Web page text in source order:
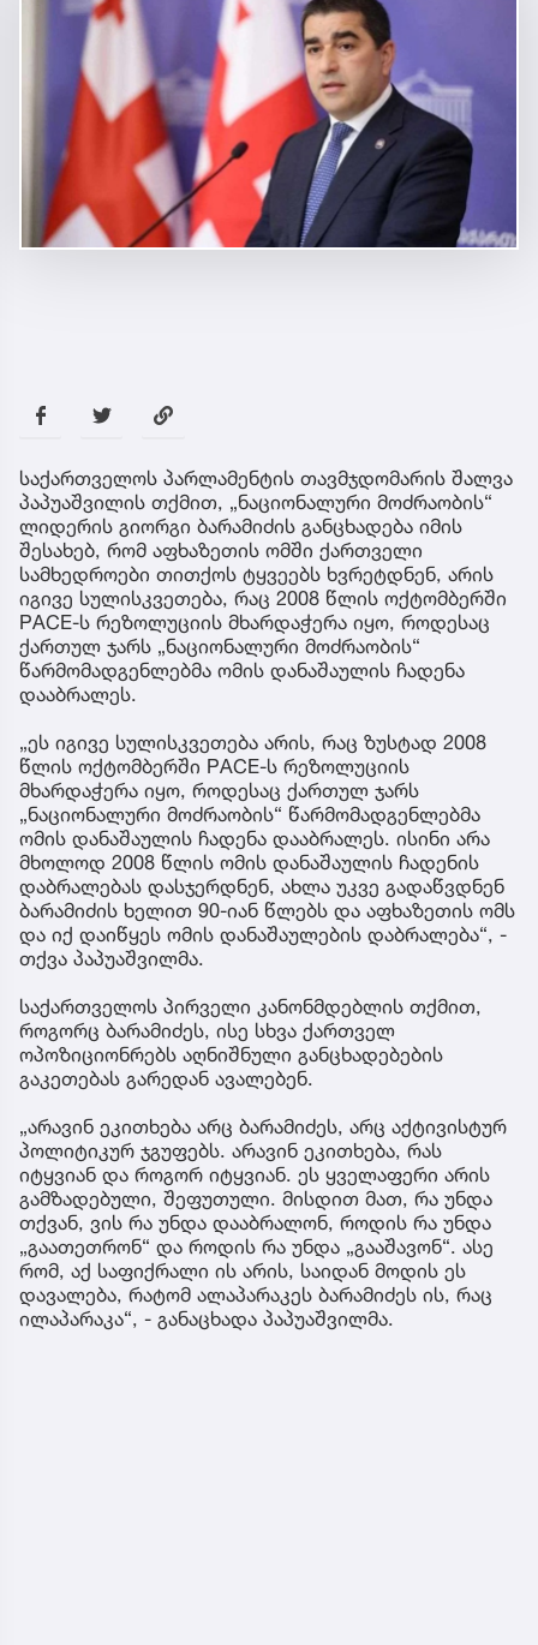
საქართველოს პარლამენტის თავმჯდომარის შალვა
პაპუაშვილის თქმით, „ნაციონალური მოძრაობის“
ლიდერის გიორგი ბარამიძის განცხადება იმის
შესახებ, რომ აფხაზეთის ომში ქართველი
სამხედროები თითქოს ტყვეებს ხვრეტდნენ, არის
იგივე სულისკვეთება, რაც 2008 წლის ოქტომბერში
PACE-ს რეზოლუციის მხარდაჭერა იყო, როდესაც
ქართულ ჯარს „ნაციონალური მოძრაობის“
წარმომადგენლებმა ომის დანაშაულის ჩადენა
დააბრალეს.
„ეს იგივე სულისკვეთება არის, რაც ზუსტად 2008
წლის ოქტომბერში PACE-ს რეზოლუციის
მხარდაჭერა იყო, როდესაც ქართულ ჯარს
„ნაციონალური მოძრაობის“ წარმომადგენლებმა
ომის დანაშაულის ჩადენა დააბრალეს. ისინი არა
მხოლოდ 2008 წლის ომის დანაშაულის ჩადენის
დაბრალებას დასჯერდნენ, ახლა უკვე გადაწვდნენ
ბარამიძის ხელით 90-იან წლებს და აფხაზეთის ომს
და იქ დაიწყეს ომის დანაშაულების დაბრალება“, -
თქვა პაპუაშვილმა.
საქართველოს პირველი კანონმდებლის თქმით,
როგორც ბარამიძეს, ისე სხვა ქართველ
ოპოზიციონრებს აღნიშნული განცხადებების
გაკეთებას გარედან ავალებენ.
„არავინ ეკითხება არც ბარამიძეს, არც აქტივისტურ
პოლიტიკურ ჯგუფებს. არავინ ეკითხება, რას
იტყვიან და როგორ იტყვიან. ეს ყველაფერი არის
გამზადებული, შეფუთული. მისდით მათ, რა უნდა
თქვან, ვის რა უნდა დააბრალონ, როდის რა უნდა
„გაათეთრონ“ და როდის რა უნდა „გააშავონ“. ასე
რომ, აქ საფიქრალი ის არის, საიდან მოდის ეს
დავალება, რატომ ალაპარაკეს ბარამიძეს ის, რაც
ილაპარაკა“, - განაცხადა პაპუაშვილმა.